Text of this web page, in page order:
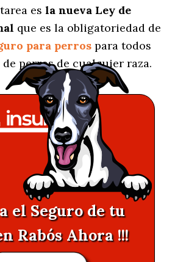
tarea esla nueva Ley de
que es la obligatoriedad de
para perros para todos
perros de cualquier raza.
el Seguro de tu
Rabós Ahora !!!